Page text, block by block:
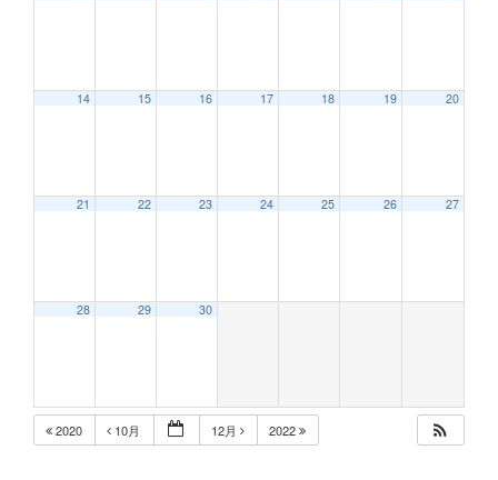
14 15 16 17 18 19 20
21 22 23 24 25 26 27
28 29 30
2020 10月 12月 2022